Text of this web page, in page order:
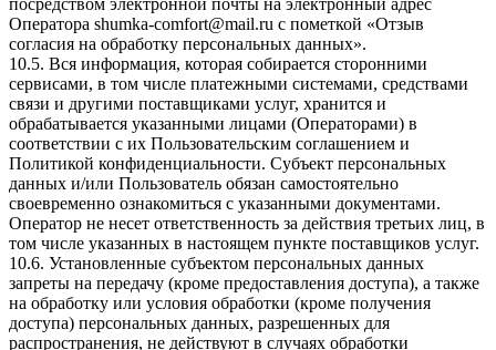
Оператора shumka-comfort@mail.ru с пометкой «Отзыв
согласия на обработку персональных данных».
10.5. Вся информация, которая собирается сторонними
сервисами, в том числе платежными системами, средствами
связи и другими поставщиками услуг, хранится и
обрабатывается указанными лицами (Операторами) в
соответствии с их Пользовательским соглашением и
Политикой конфиденциальности. Субъект персональных
данных и/или Пользователь обязан самостоятельно
своевременно ознакомиться с указанными документами.
Оператор не несет ответственность за действия третьих лиц, в
том числе указанных в настоящем пункте поставщиков услуг.
10.6. Установленные субъектом персональных данных
запреты на передачу (кроме предоставления доступа), а также
на обработку или условия обработки (кроме получения
доступа) персональных данных, разрешенных для
распространения, не действуют в случаях обработки